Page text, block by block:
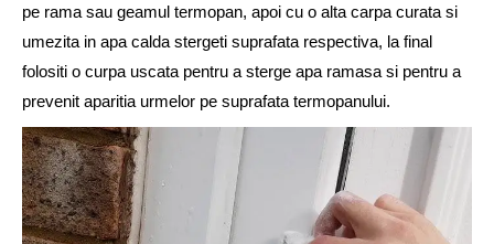
pe rama sau geamul termopan, apoi cu o alta carpa curata si
umezita in apa calda stergeti suprafata respectiva, la final
folositi o curpa uscata pentru a sterge apa ramasa si pentru a
prevenit aparitia urmelor pe suprafata termopanului.